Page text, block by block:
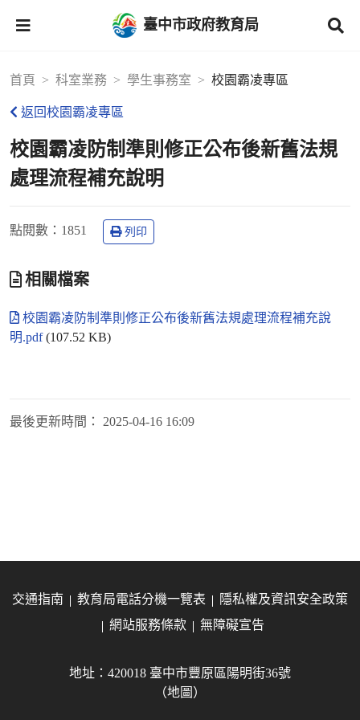
臺中市政府教育局
首頁 科室業務 學生事務室 校園霸凌專區
返回校園霸凌專區
校園霸凌防制準則修正公布後新舊法規
處理流程補充說明
點閱數 ：1851 列印
相關檔案
校園霸凌防制準則修正公布後新舊法規處理流程補充說
明.pdf(107.52 KB)
最後更新時間： 2025-04-16 16:09
交通指南 教育局電話分機一覽表
隱私權及資訊安全政策
網站服務條款
無障礙宣告
地址：420018 臺中市豐原區陽明街36號
（地圖）